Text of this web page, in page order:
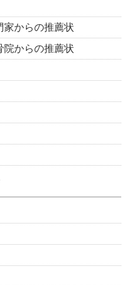
家からの推薦状
院からの推薦状